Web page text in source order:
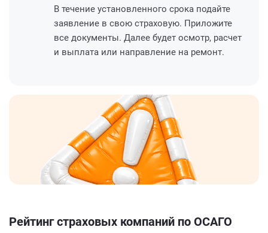
В течение установленного срока подайте
заявление в свою страховую. Приложите
все документы. Далее будет осмотр, расчет
и выплата или направление на ремонт.
Рейтинг страховых компаний по ОСАГО